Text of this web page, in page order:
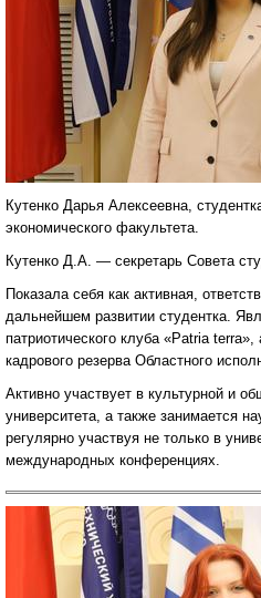
Кутенко Дарья Алексеевна,
экономического факультета.
Кутенко Д.А. — секретарь Совета
Показала себя как активная,
дальнейшем развитии студентка.
патриотического клуба «Patria
кадрового резерва Областного
Активно участвует в культурной и
университета, а также занимается
регулярно участвуя не только в
международных конференциях.